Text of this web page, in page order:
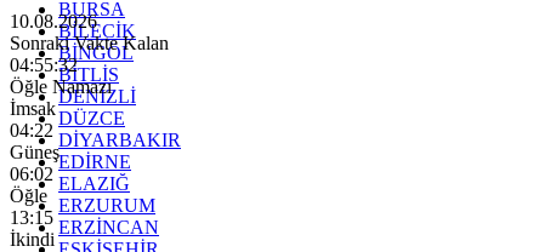
BURSA
BİLECİK
BİNGÖL
BİTLİS
DENİZLİ
DÜZCE
DİYARBAKIR
EDİRNE
ELAZIĞ
ERZURUM
ERZİNCAN
10.08.2026
Sonraki Vakte Kalan
04:55:30
Öğle Namazı
İmsak
04:22
Güneş
06:02
Öğle
13:15
İkindi